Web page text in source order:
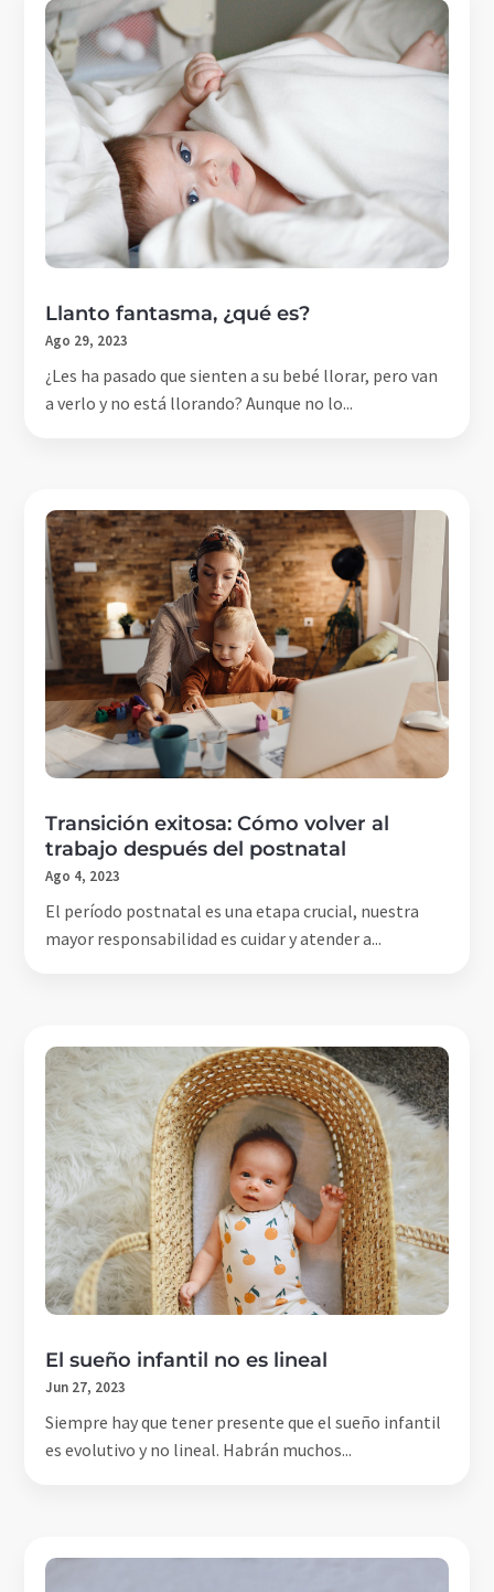
Llanto fantasma, ¿qué es?
Ago 29, 2023
¿Les ha pasado que sienten a su bebé llorar, pero van
a verlo y no está llorando? Aunque no lo...
Transición exitosa: Cómo volver al
trabajo después del postnatal
Ago 4, 2023
El período postnatal es una etapa crucial, nuestra
mayor responsabilidad es cuidar y atender a...
El sueño infantil no es lineal
Jun 27, 2023
Siempre hay que tener presente que el sueño infantil
es evolutivo y no lineal. Habrán muchos...